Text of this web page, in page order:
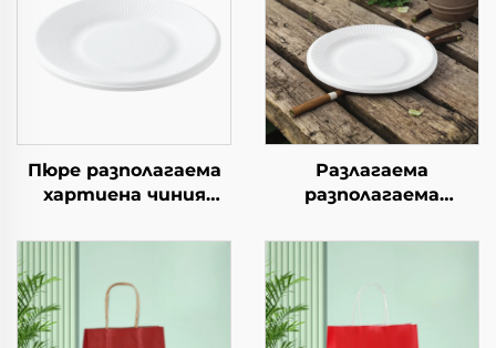
Пюре разполагаема
хартиена чиния
хартия за салата,
сандвич, хляб,
сладолед, шоколад,
бисквити, храна за
Разлагаема
разполагаема
салата, чашки за
закуски, суши, пица,
хляб, сладоледи,
шоколад, бургери - за
кейтеринг и